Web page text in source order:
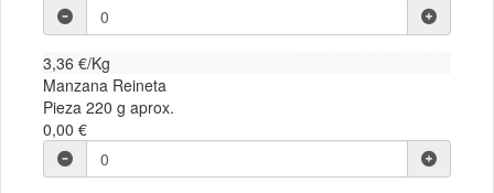
3,36 €/Kg
Manzana Reineta
Pieza 220 g aprox.
0,00 €